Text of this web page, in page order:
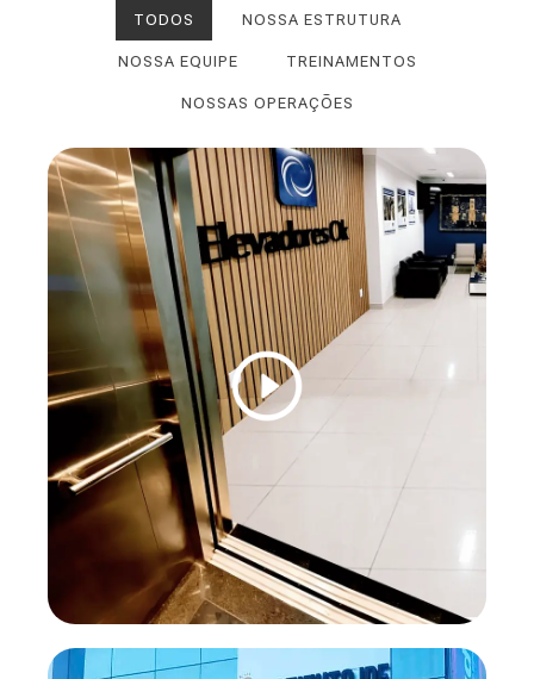
TODOS NOSSA ESTRUTURA
NOSSA EQUIPE TREINAMENTOS
NOSSAS OPERAÇÕES